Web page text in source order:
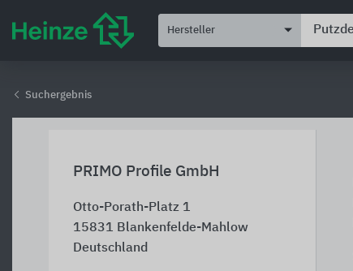
Hersteller
Suchergebnis
PRIMO Profile GmbH
Otto-Porath-Platz 1
15831 Blankenfelde-Mahlow
Deutschland